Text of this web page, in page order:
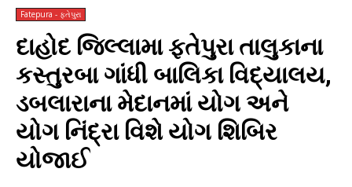
Fatepura - ફતેપુરા
દાહોદ જિલ્લામા ફતેપુરા તાલુકાના
કસ્તુરબા ગાંધી બાલિકા વિદ્યાલય,
ડબલારાના મેદાનમાં યોગ અને
યોગ નિંદ્રા વિશે યોગ શિબિર
યોજાઈ